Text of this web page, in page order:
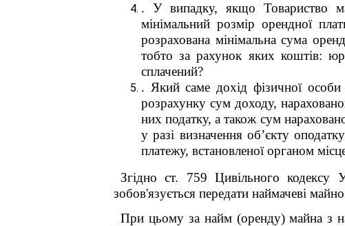
. У випадку, якщо Товариство
мінімальний розмір орендної
розрахована мінімальна сума
тобто за рахунок яких коштів:
сплачений?
. Який саме дохід фізичної
розрахунку сум доходу,
них податку, а також сум
у разі визначення об’єкту
платежу, встановленої органом
Згідно ст. 759 Цивільного
зобов'язується передати наймачеві
При цьому за найм (оренду) майна з